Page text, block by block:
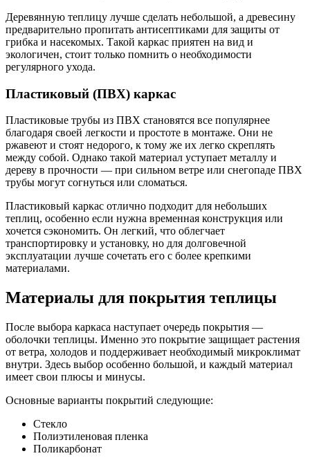
Деревянную теплицу лучше сделать небольшой, а древесину
предварительно пропитать антисептиками для защиты от
грибка и насекомых. Такой каркас приятен на вид и
экологичен, стоит только помнить о необходимости
регулярного ухода.
Пластиковый (ПВХ) каркас
Пластиковые трубы из ПВХ становятся все популярнее
благодаря своей легкости и простоте в монтаже. Они не
ржавеют и стоят недорого, к тому же их легко скреплять
между собой. Однако такой материал уступает металлу и
дереву в прочности — при сильном ветре или снегопаде ПВХ
трубы могут согнуться или сломаться.
Пластиковый каркас отлично подходит для небольших
теплиц, особенно если нужна временная конструкция или
хочется сэкономить. Он легкий, что облегчает
транспортировку и установку, но для долговечной
эксплуатации лучше сочетать его с более крепкими
материалами.
Материалы для покрытия теплицы
После выбора каркаса наступает очередь покрытия —
оболочки теплицы. Именно это покрытие защищает растения
от ветра, холодов и поддерживает необходимый микроклимат
внутри. Здесь выбор особенно большой, и каждый материал
имеет свои плюсы и минусы.
Основные варианты покрытий следующие:
Стекло
Полиэтиленовая пленка
Поликарбонат